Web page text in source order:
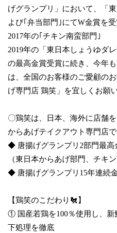
げグランプリ」において、「
よび｢弁当部門｣にてW金賞を受
2017年の｢チキン南蛮部門｣
2019年の「東日本しょうゆダレ
の最高金賞受賞に続き、今年
は、全国のお客様のご愛顧の
げ専門店 鶏笑」を宜しくお願
〇鶏笑は、日本、海外に店舗
からあげテイクアウト専門店で
◆ 唐揚げグランプリ2部門最高
（東日本からあげ部門、チキン
◆ 唐揚げグランプリ15年連続
【鶏笑のこだわり🐔】
① 国産若鶏を100％使用し、新
下処理を徹底